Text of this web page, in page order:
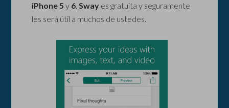
iPhone 5y 6.Sway es gratuita y seguramente
les será útil a muchos de ustedes.